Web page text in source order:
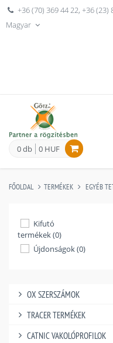
+36 (70) 369 44 22,+36 (23)
Magyar
0 db 0 HUF
FŐOLDAL TERMÉKEK EGYÉB
Kifutó
termékek (0)
Újdonságok (0)
OX SZERSZÁMOK
TRACER TERMÉKEK
CATNIC VAKOLÓPROFILOK